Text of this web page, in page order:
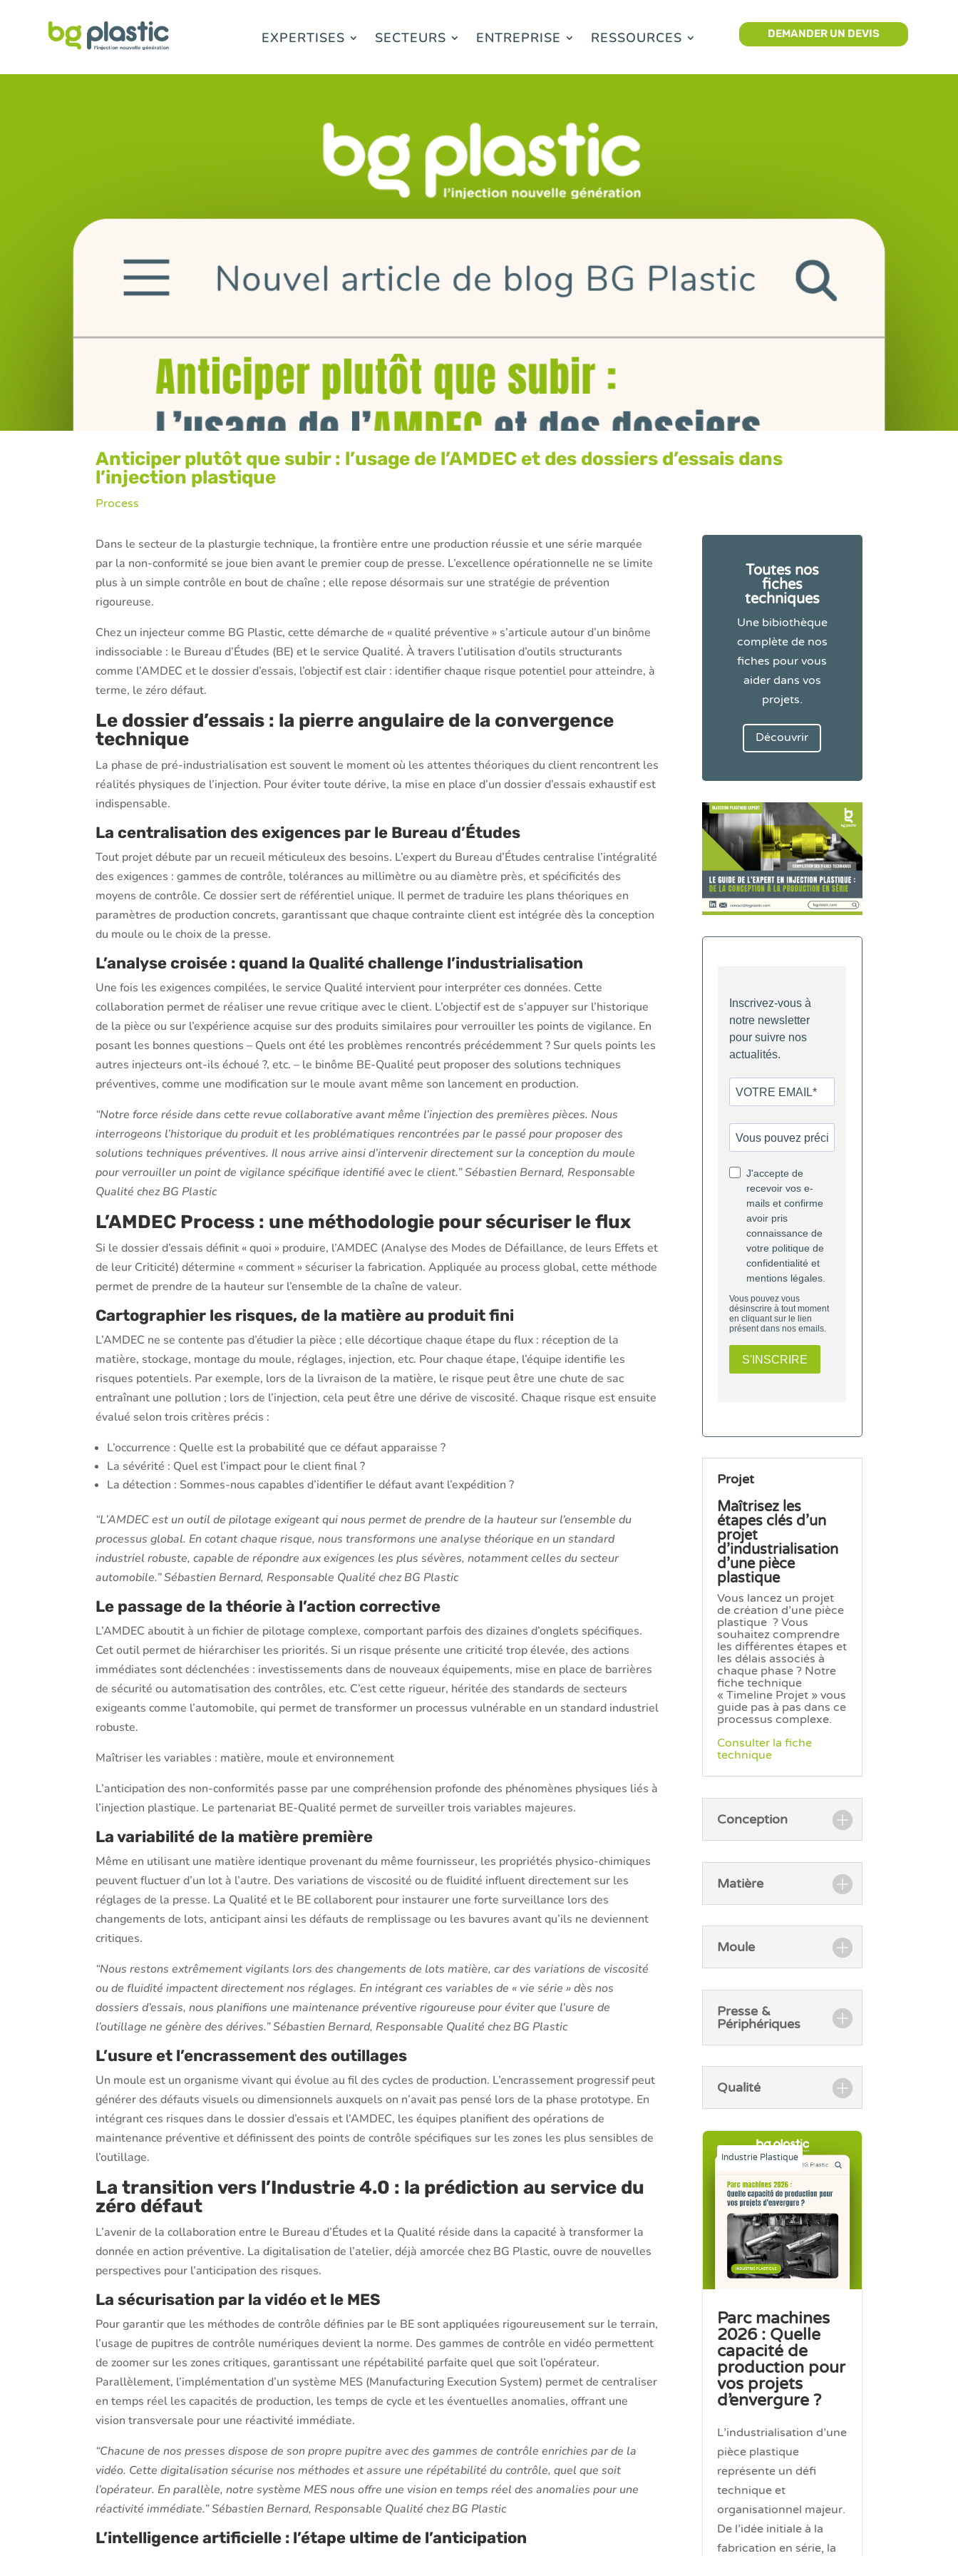
EXPERTISES SECTEURS ENTREPRISE RESSOURCES DEMANDER UN DEVIS
Anticiper plutôt que subir : l’usage de l’AMDEC et des dossiers d’essais dans
l’injection plastique
Process
Dans le secteur de la plasturgie technique, la frontière entre une production réussie et une série marquée
par la non-conformité se joue bien avant le premier coup de presse. L’excellence opérationnelle ne se limite
plus à un simple contrôle en bout de chaîne ; elle repose désormais sur une stratégie de prévention
rigoureuse.
Chez un injecteur comme BG Plastic, cette démarche de « qualité préventive » s’articule autour d’un binôme
indissociable : le Bureau d’Études (BE) et le service Qualité. À travers l’utilisation d’outils structurants
comme l’AMDEC et le dossier d’essais, l’objectif est clair : identifier chaque risque potentiel pour atteindre, à
terme, le zéro défaut.
Le dossier d’essais : la pierre angulaire de la convergence
technique
La phase de pré-industrialisation est souvent le moment où les attentes théoriques du client rencontrent les
réalités physiques de l’injection. Pour éviter toute dérive, la mise en place d’un dossier d’essais exhaustif est
indispensable.
La centralisation des exigences par le Bureau d’Études
Tout projet débute par un recueil méticuleux des besoins. L’expert du Bureau d’Études centralise l’intégralité
des exigences : gammes de contrôle, tolérances au millimètre ou au diamètre près, et spécificités des
moyens de contrôle. Ce dossier sert de référentiel unique. Il permet de traduire les plans théoriques en
paramètres de production concrets, garantissant que chaque contrainte client est intégrée dès la conception
du moule ou le choix de la presse.
L’analyse croisée : quand la Qualité challenge l’industrialisation
Une fois les exigences compilées, le service Qualité intervient pour interpréter ces données. Cette
collaboration permet de réaliser une revue critique avec le client. L’objectif est de s’appuyer sur l’historique
de la pièce ou sur l’expérience acquise sur des produits similaires pour verrouiller les points de vigilance. En
posant les bonnes questions – Quels ont été les problèmes rencontrés précédemment ? Sur quels points les
autres injecteurs ont-ils échoué ?, etc. – le binôme BE-Qualité peut proposer des solutions techniques
préventives, comme une modification sur le moule avant même son lancement en production.
“Notre force réside dans cette revue collaborative avant même l’injection des premières pièces. Nous
interrogeons l’historique du produit et les problématiques rencontrées par le passé pour proposer des
solutions techniques préventives. Il nous arrive ainsi d’intervenir directement sur la conception du moule
pour verrouiller un point de vigilance spécifique identifié avec le client.” Sébastien Bernard, Responsable
Qualité chez BG Plastic
L’AMDEC Process : une méthodologie pour sécuriser le flux
Si le dossier d’essais définit « quoi » produire, l’AMDEC (Analyse des Modes de Défaillance, de leurs Effets et
de leur Criticité) détermine « comment » sécuriser la fabrication. Appliquée au process global, cette méthode
permet de prendre de la hauteur sur l’ensemble de la chaîne de valeur.
Cartographier les risques, de la matière au produit fini
L’AMDEC ne se contente pas d’étudier la pièce ; elle décortique chaque étape du flux : réception de la
matière, stockage, montage du moule, réglages, injection, etc. Pour chaque étape, l’équipe identifie les
risques potentiels. Par exemple, lors de la livraison de la matière, le risque peut être une chute de sac
entraînant une pollution ; lors de l’injection, cela peut être une dérive de viscosité. Chaque risque est ensuite
évalué selon trois critères précis :
L’occurrence : Quelle est la probabilité que ce défaut apparaisse ?
La sévérité : Quel est l’impact pour le client final ?
La détection : Sommes-nous capables d’identifier le défaut avant l’expédition ?
“L’AMDEC est un outil de pilotage exigeant qui nous permet de prendre de la hauteur sur l’ensemble du
processus global. En cotant chaque risque, nous transformons une analyse théorique en un standard
industriel robuste, capable de répondre aux exigences les plus sévères, notamment celles du secteur
automobile.” Sébastien Bernard, Responsable Qualité chez BG Plastic
Le passage de la théorie à l’action corrective
L’AMDEC aboutit à un fichier de pilotage complexe, comportant parfois des dizaines d’onglets spécifiques.
Cet outil permet de hiérarchiser les priorités. Si un risque présente une criticité trop élevée, des actions
immédiates sont déclenchées : investissements dans de nouveaux équipements, mise en place de barrières
de sécurité ou automatisation des contrôles, etc. C’est cette rigueur, héritée des standards de secteurs
exigeants comme l’automobile, qui permet de transformer un processus vulnérable en un standard industriel
robuste.
Maîtriser les variables : matière, moule et environnement
L’anticipation des non-conformités passe par une compréhension profonde des phénomènes physiques liés à
l’injection plastique. Le partenariat BE-Qualité permet de surveiller trois variables majeures.
La variabilité de la matière première
Même en utilisant une matière identique provenant du même fournisseur, les propriétés physico-chimiques
peuvent fluctuer d’un lot à l’autre. Des variations de viscosité ou de fluidité influent directement sur les
réglages de la presse. La Qualité et le BE collaborent pour instaurer une forte surveillance lors des
changements de lots, anticipant ainsi les défauts de remplissage ou les bavures avant qu’ils ne deviennent
critiques.
“Nous restons extrêmement vigilants lors des changements de lots matière, car des variations de viscosité
ou de fluidité impactent directement nos réglages. En intégrant ces variables de « vie série » dès nos
dossiers d’essais, nous planifions une maintenance préventive rigoureuse pour éviter que l’usure de
l’outillage ne génère des dérives.” Sébastien Bernard, Responsable Qualité chez BG Plastic
L’usure et l’encrassement des outillages
Un moule est un organisme vivant qui évolue au fil des cycles de production. L’encrassement progressif peut
générer des défauts visuels ou dimensionnels auxquels on n’avait pas pensé lors de la phase prototype. En
intégrant ces risques dans le dossier d’essais et l’AMDEC, les équipes planifient des opérations de
maintenance préventive et définissent des points de contrôle spécifiques sur les zones les plus sensibles de
l’outillage.
La transition vers l’Industrie 4.0 : la prédiction au service du
zéro défaut
L’avenir de la collaboration entre le Bureau d’Études et la Qualité réside dans la capacité à transformer la
donnée en action préventive. La digitalisation de l’atelier, déjà amorcée chez BG Plastic, ouvre de nouvelles
perspectives pour l’anticipation des risques.
La sécurisation par la vidéo et le MES
Pour garantir que les méthodes de contrôle définies par le BE sont appliquées rigoureusement sur le terrain,
l’usage de pupitres de contrôle numériques devient la norme. Des gammes de contrôle en vidéo permettent
de zoomer sur les zones critiques, garantissant une répétabilité parfaite quel que soit l’opérateur.
Parallèlement, l’implémentation d’un système MES (Manufacturing Execution System) permet de centraliser
en temps réel les capacités de production, les temps de cycle et les éventuelles anomalies, offrant une
vision transversale pour une réactivité immédiate.
“Chacune de nos presses dispose de son propre pupitre avec des gammes de contrôle enrichies par de la
vidéo. Cette digitalisation sécurise nos méthodes et assure une répétabilité du contrôle, quel que soit
l’opérateur. En parallèle, notre système MES nous offre une vision en temps réel des anomalies pour une
réactivité immédiate.” Sébastien Bernard, Responsable Qualité chez BG Plastic
L’intelligence artificielle : l’étape ultime de l’anticipation
Toutes nos
fiches
techniques
Une bibiothèque
complète de nos
fiches pour vous
aider dans vos
projets.
Découvrir
Projet
Maîtrisez les
étapes clés d’un
projet
d’industrialisation
d’une pièce
plastique
Vous lancez un projet
de création d’une pièce
plastique ? Vous
souhaitez comprendre
les différentes étapes et
les délais associés à
chaque phase ? Notre
fiche technique
« Timeline Projet » vous
guide pas à pas dans ce
processus complexe.
Consulter la fiche
technique
Conception
Matière
Moule
Presse &
Périphériques
Qualité
Industrie Plastique
Parc machines
2026 : Quelle
capacité de
production pour
vos projets
d’envergure ?
L’industrialisation d’une
pièce plastique
représente un défi
technique et
organisationnel majeur.
De l’idée initiale à la
fabrication en série, la